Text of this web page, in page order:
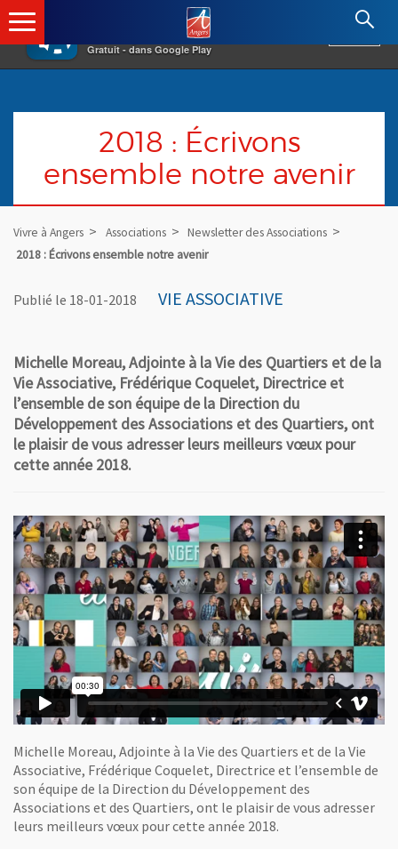
×
Gratuit - dans Google Play
Angers.fr : Retour à l'accueil
2018 : Écrivons
ensemble notre avenir
Vivre à Angers Associations
Newsletter des Associations
2018 : Écrivons ensemble notre avenir
Publié le 18-01-2018 VIE ASSOCIATIVE
Michelle Moreau, Adjointe à la Vie des Quartiers et de la
Vie Associative, Frédérique Coquelet, Directrice et
l’ensemble de son équipe de la Direction du
Développement des Associations et des Quartiers, ont
le plaisir de vous adresser leurs meilleurs vœux pour
cette année 2018.
Michelle Moreau, Adjointe à la Vie des Quartiers et de la Vie
Associative, Frédérique Coquelet, Directrice et l’ensemble de
son équipe de la Direction du Développement des
Associations et des Quartiers, ont le plaisir de vous adresser
leurs meilleurs vœux pour cette année 2018.